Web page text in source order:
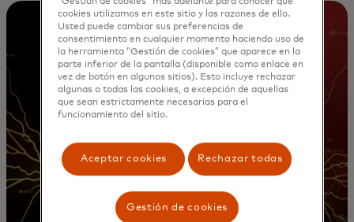
cookies utilizamos en este sitio y las razones de ello.
Usted puede cambiar sus preferencias de
consentimiento en cualquier momento haciendo uso de
la herramienta “Gestión de cookies” que aparece en la
parte inferior de la pantalla (disponible como enlace en
vez de botón en algunos sitios). Esto incluye rechazar
algunas o todas las cookies, a excepción de aquellas
que sean estrictamente necesarias para el
funcionamiento del sitio.
Aceptar cookies Rechazar todas
Gestión de cookies